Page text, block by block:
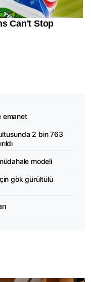
emanet
2 bin 763
modeli
gök gürültülü